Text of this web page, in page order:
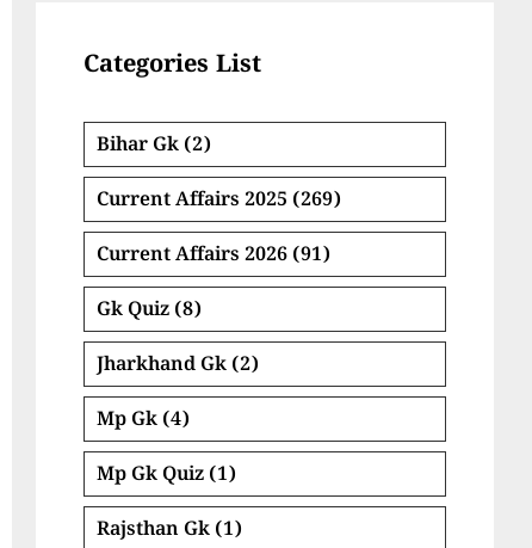
Categories List
Bihar Gk (2)
Current Affairs 2025 (269)
Current Affairs 2026 (91)
Gk Quiz (8)
Jharkhand Gk (2)
Mp Gk (4)
Mp Gk Quiz (1)
Rajsthan Gk (1)